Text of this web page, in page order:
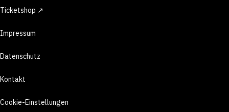
Ticketshop ↗
Impressum
Datenschutz
Kontakt
Cookie-Einstellungen